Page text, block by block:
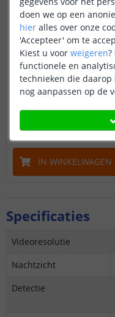
Aqara Camera
Met AI-
IN WINKELWAGEN
Specificaties
Videoresolutie
Nachtzicht
Detectie
doen we op een
hier alles over onze
'Accepteer' om te
Kiest u voor weigeren?
functionele en
technieken die
nog aanpassen op de